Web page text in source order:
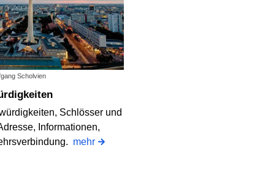
Scholvien
Schlösser und
Informationen,
mehr